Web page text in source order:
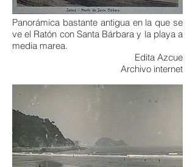
Panorámica bastante antigua en la que se
ve el Ratón con Santa Bárbara y la playa a
media marea.
Edita Azcue
Archivo internet